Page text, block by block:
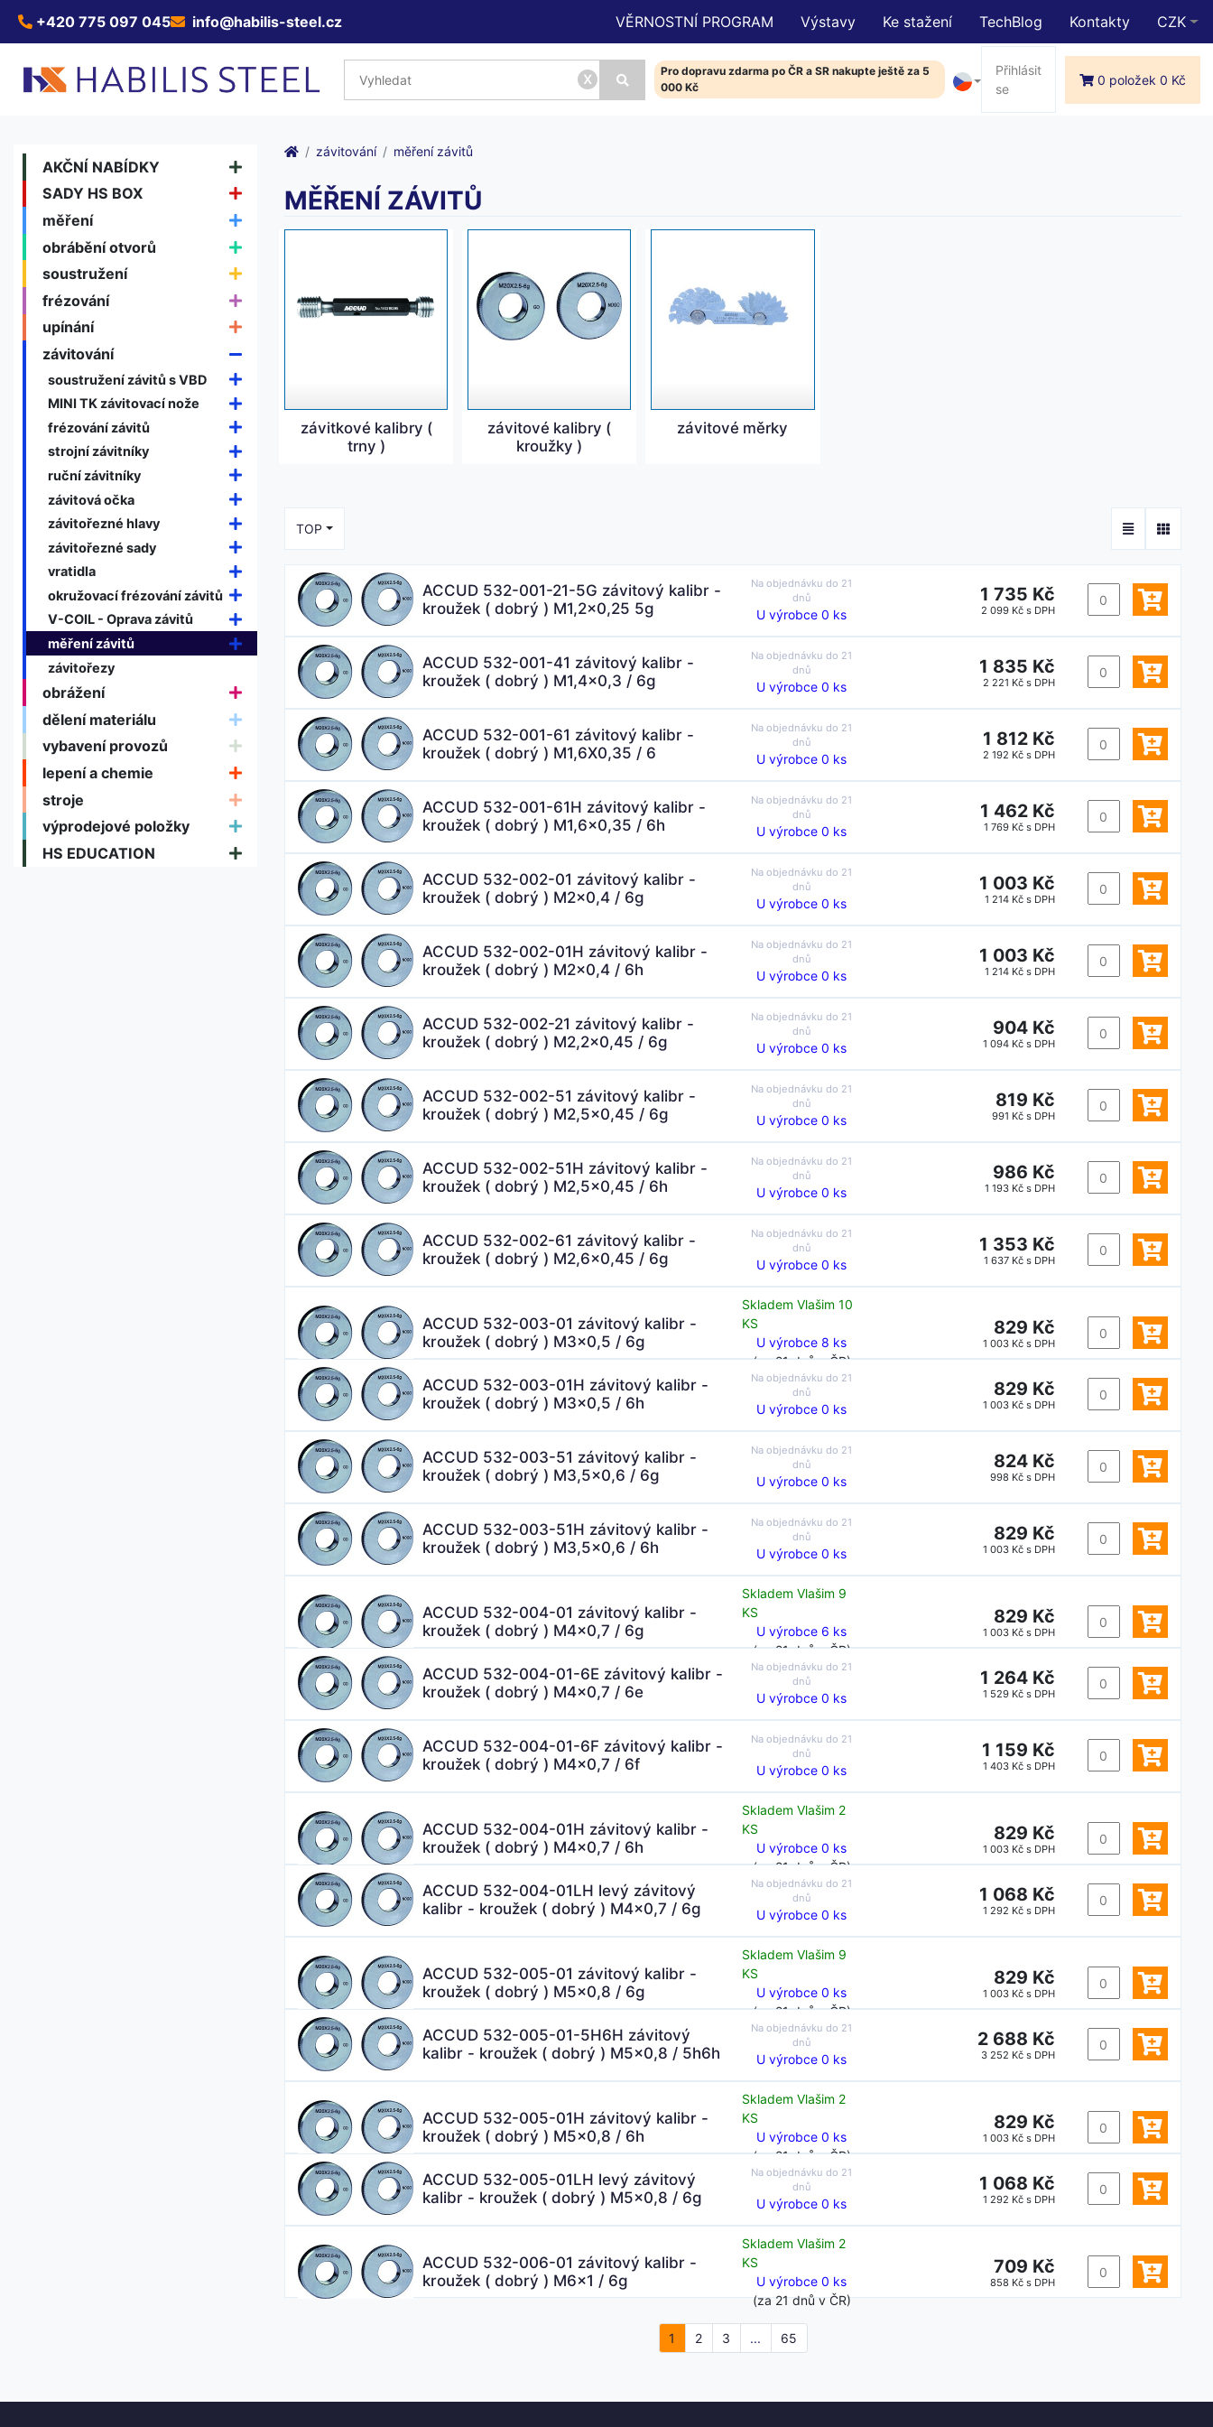
+420 775 097 045 info@habilis-steel.cz VĚRNOSTNÍ PROGRAM Výstavy Ke stažení TechBlog Kontakty CZK
x
Pro dopravu zdarma po ČR a SR nakupte ještě za 5
000 Kč
Přihlásit
se
0 položek 0 Kč
AKČNÍ NABÍDKY
SADY HS BOX
měření
obrábění otvorů
soustružení
frézování
upínání
závitování
soustružení závitů s VBD
MINI TK závitovací nože
frézování závitů
strojní závitníky
ruční závitníky
závitová očka
závitořezné hlavy
závitořezné sady
vratidla
okružovací frézování závitů
V-COIL - Oprava závitů
měření závitů
závitořezy
obrážení
dělení materiálu
vybavení provozů
lepení a chemie
stroje
výprodejové položky
HS EDUCATION
závitování měření závitů
MĚŘENÍ ZÁVITŮ
závitkové kalibry (
trny )
závitové kalibry (
kroužky )
závitové měrky
TOP
ACCUD 532-001-21-5G závitový kalibr -
kroužek ( dobrý ) M1,2x0,25 5g
Na objednávku do 21
dnů
U výrobce 0 ks
1 735 Kč
2 099 Kč s DPH
ACCUD 532-001-41 závitový kalibr -
kroužek ( dobrý ) M1,4x0,3 / 6g
Na objednávku do 21
dnů
U výrobce 0 ks
1 835 Kč
2 221 Kč s DPH
ACCUD 532-001-61 závitový kalibr -
kroužek ( dobrý ) M1,6X0,35 / 6
Na objednávku do 21
dnů
U výrobce 0 ks
1 812 Kč
2 192 Kč s DPH
ACCUD 532-001-61H závitový kalibr -
kroužek ( dobrý ) M1,6x0,35 / 6h
Na objednávku do 21
dnů
U výrobce 0 ks
1 462 Kč
1 769 Kč s DPH
ACCUD 532-002-01 závitový kalibr -
kroužek ( dobrý ) M2x0,4 / 6g
Na objednávku do 21
dnů
U výrobce 0 ks
1 003 Kč
1 214 Kč s DPH
ACCUD 532-002-01H závitový kalibr -
kroužek ( dobrý ) M2x0,4 / 6h
Na objednávku do 21
dnů
U výrobce 0 ks
1 003 Kč
1 214 Kč s DPH
ACCUD 532-002-21 závitový kalibr -
kroužek ( dobrý ) M2,2x0,45 / 6g
Na objednávku do 21
dnů
U výrobce 0 ks
904 Kč
1 094 Kč s DPH
ACCUD 532-002-51 závitový kalibr -
kroužek ( dobrý ) M2,5x0,45 / 6g
Na objednávku do 21
dnů
U výrobce 0 ks
819 Kč
991 Kč s DPH
ACCUD 532-002-51H závitový kalibr -
kroužek ( dobrý ) M2,5x0,45 / 6h
Na objednávku do 21
dnů
U výrobce 0 ks
986 Kč
1 193 Kč s DPH
ACCUD 532-002-61 závitový kalibr -
kroužek ( dobrý ) M2,6x0,45 / 6g
Na objednávku do 21
dnů
U výrobce 0 ks
1 353 Kč
1 637 Kč s DPH
ACCUD 532-003-01 závitový kalibr -
kroužek ( dobrý ) M3x0,5 / 6g
Skladem Vlašim 10
KS
U výrobce 8 ks
(za 21 dnů v ČR)
829 Kč
1 003 Kč s DPH
ACCUD 532-003-01H závitový kalibr -
kroužek ( dobrý ) M3x0,5 / 6h
Na objednávku do 21
dnů
U výrobce 0 ks
829 Kč
1 003 Kč s DPH
ACCUD 532-003-51 závitový kalibr -
kroužek ( dobrý ) M3,5x0,6 / 6g
Na objednávku do 21
dnů
U výrobce 0 ks
824 Kč
998 Kč s DPH
ACCUD 532-003-51H závitový kalibr -
kroužek ( dobrý ) M3,5x0,6 / 6h
Na objednávku do 21
dnů
U výrobce 0 ks
829 Kč
1 003 Kč s DPH
ACCUD 532-004-01 závitový kalibr -
kroužek ( dobrý ) M4x0,7 / 6g
Skladem Vlašim 9
KS
U výrobce 6 ks
(za 21 dnů v ČR)
829 Kč
1 003 Kč s DPH
ACCUD 532-004-01-6E závitový kalibr -
kroužek ( dobrý ) M4x0,7 / 6e
Na objednávku do 21
dnů
U výrobce 0 ks
1 264 Kč
1 529 Kč s DPH
ACCUD 532-004-01-6F závitový kalibr -
kroužek ( dobrý ) M4x0,7 / 6f
Na objednávku do 21
dnů
U výrobce 0 ks
1 159 Kč
1 403 Kč s DPH
ACCUD 532-004-01H závitový kalibr -
kroužek ( dobrý ) M4x0,7 / 6h
Skladem Vlašim 2
KS
U výrobce 0 ks
(za 21 dnů v ČR)
829 Kč
1 003 Kč s DPH
ACCUD 532-004-01LH levý závitový
kalibr - kroužek ( dobrý ) M4x0,7 / 6g
Na objednávku do 21
dnů
U výrobce 0 ks
1 068 Kč
1 292 Kč s DPH
ACCUD 532-005-01 závitový kalibr -
kroužek ( dobrý ) M5x0,8 / 6g
Skladem Vlašim 9
KS
U výrobce 0 ks
(za 21 dnů v ČR)
829 Kč
1 003 Kč s DPH
ACCUD 532-005-01-5H6H závitový
kalibr - kroužek ( dobrý ) M5x0,8 / 5h6h
Na objednávku do 21
dnů
U výrobce 0 ks
2 688 Kč
3 252 Kč s DPH
ACCUD 532-005-01H závitový kalibr -
kroužek ( dobrý ) M5x0,8 / 6h
Skladem Vlašim 2
KS
U výrobce 0 ks
(za 21 dnů v ČR)
829 Kč
1 003 Kč s DPH
ACCUD 532-005-01LH levý závitový
kalibr - kroužek ( dobrý ) M5x0,8 / 6g
Na objednávku do 21
dnů
U výrobce 0 ks
1 068 Kč
1 292 Kč s DPH
ACCUD 532-006-01 závitový kalibr -
kroužek ( dobrý ) M6x1 / 6g
Skladem Vlašim 2
KS
U výrobce 0 ks
(za 21 dnů v ČR)
709 Kč
858 Kč s DPH
1 2 3 ... 65